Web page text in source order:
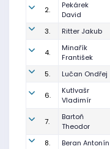
2.
Pekárek
David
3. Ritter Jakub
4.
Minařík
František
5. Lučan Ondřej
6.
Kutlvašr
Vladimír
7.
Bartoň
Theodor
8. Beran Antonín